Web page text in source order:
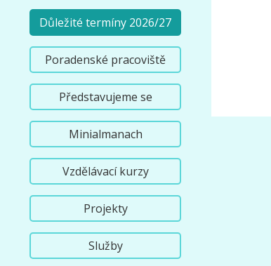
Důležité termíny 2026/27
Poradenské pracoviště
Představujeme se
Minialmanach
Vzdělávací kurzy
Projekty
Služby